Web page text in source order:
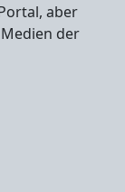
aber
der